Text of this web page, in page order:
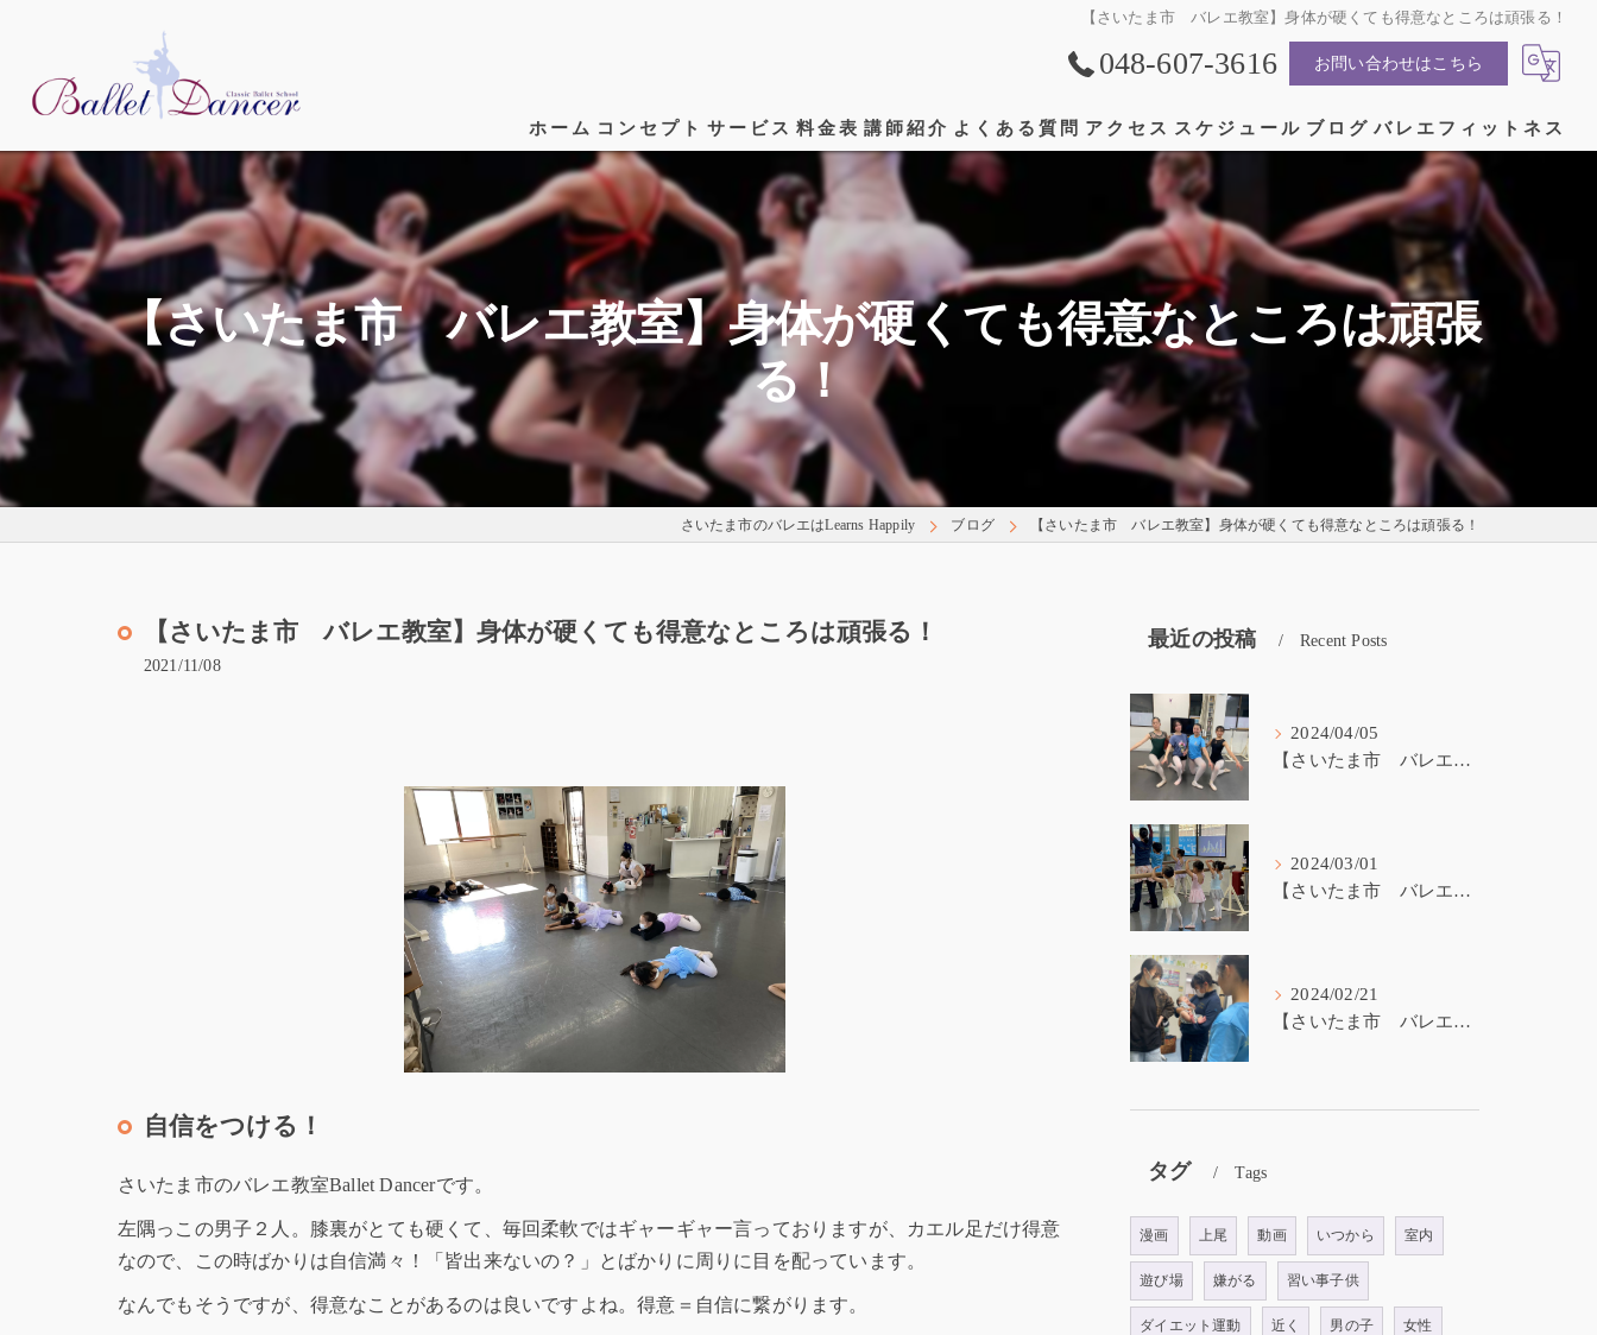
【さいたま市 バレエ教室】身体が硬くても得意なところは頑張る！
048-607-3616 お問い合わせはこちら
ホーム コンセプト サービス 料金表 講師紹介 よくある質問 アクセス
漫画特集
スケジュール ブログ バレエフィットネス
【さいたま市 バレエ教室】身体が硬くても得意なところは頑張
る！
さいたま市のバレエはLearns Happily ブログ 【さいたま市 バレエ教室】身体が硬くても得意なところは頑張る！
【さいたま市 バレエ教室】身体が硬くても得意なところは頑張る！
2021/11/08
自信をつける！
さいたま市のバレエ教室Ballet Dancerです。
左隅っこの男子２人。膝裏がとても硬くて、毎回柔軟ではギャーギャー言っておりますが、カエル足だけ得意
なので、この時ばかりは自信満々！「皆出来ないの？」とばかりに周りに目を配っています。
なんでもそうですが、得意なことがあるのは良いですよね。得意＝自信に繋がります。
最近の投稿 Recent Posts
2024/04/05
【さいたま市 バレエ教室】受験生が戻ってきました！
2024/03/01
【さいたま市 バレエ教室】3歳から始めるバレエ
2024/02/21
【さいたま市 バレエ教室】バレエ講師の子育て
タグ Tags
漫画 上尾 動画 いつから 室内
遊び場 嫌がる 習い事子供
ダイエット運動 近く 男の子 女性